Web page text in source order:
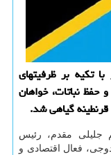
تکیه بر ظرفیتهای
حفظ نباتات، خواهان
گیاهی شد.
جلیلی مقدم، رئیس
فعال اقتصادی و